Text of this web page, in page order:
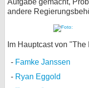
Aufgabe gemacht,
andere
Im Hauptcast von
Famke Janssen
Ryan Eggold